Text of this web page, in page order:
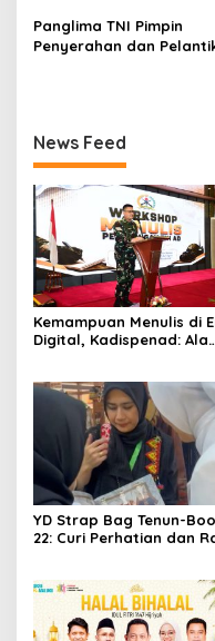
Bertajuk “Torang Samua
Basudara”
Panglima TNI Pimpin
Penyerahan dan
News Feed
Kemampuan Menulis di
Digital, Kadispenad: Ala
YD Strap Bag Tenun-
22: Curi Perhatian dan
dengan Citra Nan